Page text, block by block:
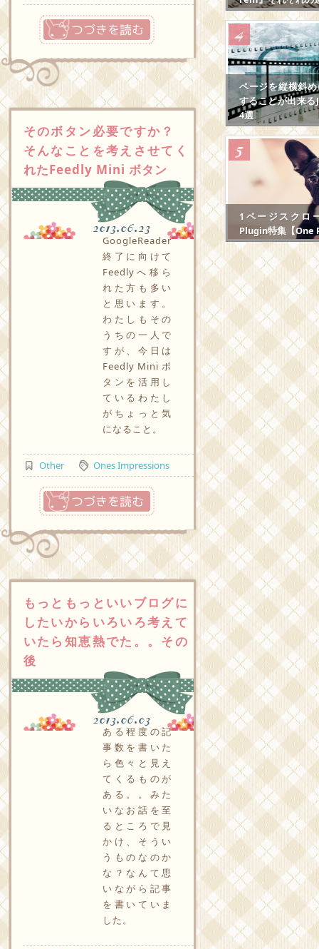
つづきを読む
そのボタン必要ですか？
そんなことを考えさせてく
れたFeedly Mini ボタン
2013.06.23
GoogleReader
終了に向けて
Feedlyへ移ら
れた方も多い
と思います。
わたしもその
うちの一人で
すが、今日は
Feedly Mini ボ
タンを活用し
ているわたし
がちょっと気
になること。
Other Ones Impressions
つづきを読む
もっともっといいブログに
したいからいろいろ考えて
いたら知恵熱でた。。その
後
2013.06.03
ある程度の記
事数を書いた
ら色々と見え
てくるものが
ある。。みた
いなお話を至
るところで見
かけ、そうい
うものなのか
な？なんて思
いながら記事
を書いていま
した。
ページを縦横斜
することが出来
4選
1ページスクロ
Plugin特集【One